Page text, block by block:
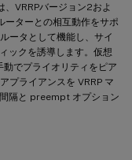
VRRPバージョン2およ
ーターとの相互動作をサポ
ータとして機能し、サイ
ックを誘導します。仮想
動でプライオリティをピア
プライアンスを VRRP マ
隔と preempt オプション